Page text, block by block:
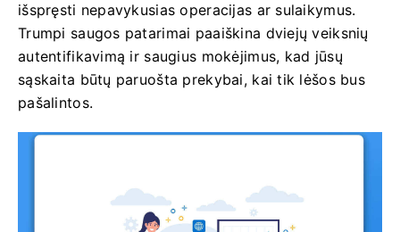
išspręsti nepavykusias operacijas ar sulaikymus.
Trumpi saugos patarimai paaiškina dviejų veiksnių
autentifikavimą ir saugius mokėjimus, kad jūsų
sąskaita būtų paruošta prekybai, kai tik lėšos bus
pašalintos.